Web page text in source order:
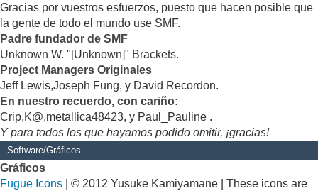
Gracias por vuestros esfuerzos, puesto que hacen posible que
la gente de todo el mundo use SMF.
Padre fundador de SMF
Unknown W. "[Unknown]" Brackets.
Project Managers Originales
Jeff Lewis,Joseph Fung, y David Recordon.
En nuestro recuerdo, con cariño:
Crip,K@,metallica48423, y Paul_Pauline .
Y para todos los que hayamos podido omitir, ¡gracias!
Software/Gráficos
Gráficos
Fugue Icons | © 2012 Yusuke Kamiyamane | These icons are